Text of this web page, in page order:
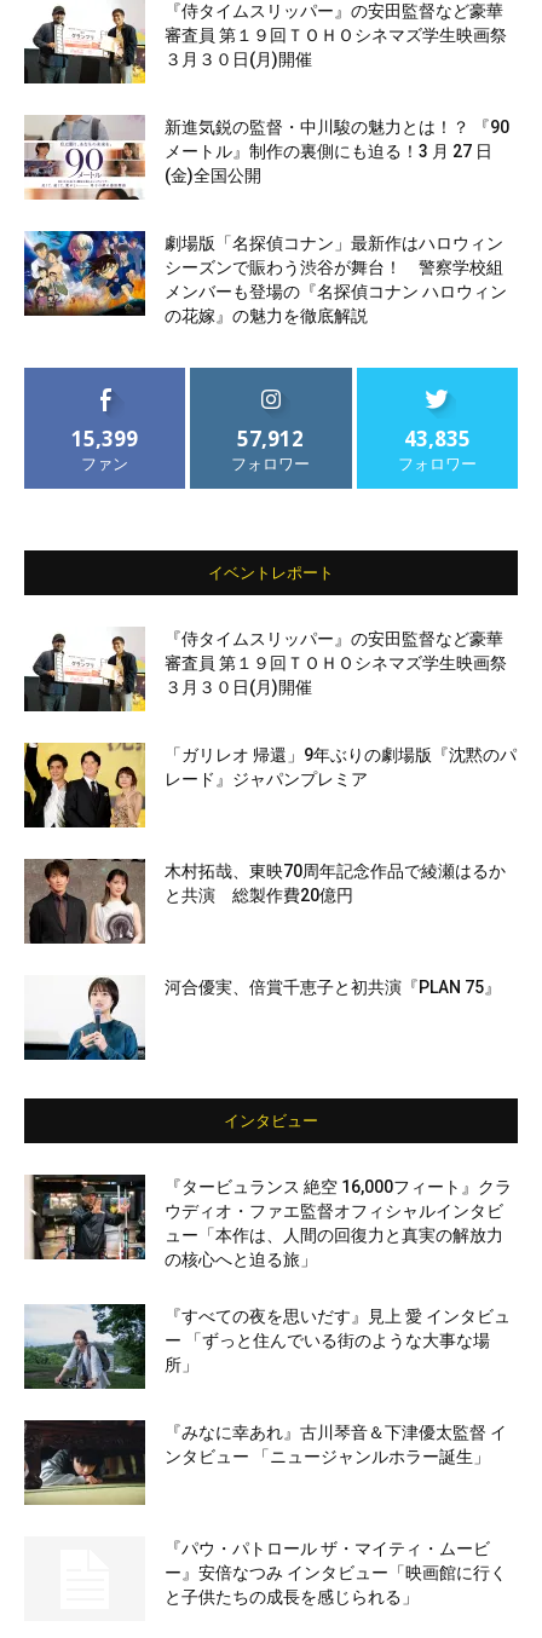
『侍タイムスリッパー』の安田監督など豪華
審査員 第１９回ＴＯＨＯシネマズ学生映画祭
３月３０日(月)開催
新進気鋭の監督・中川駿の魅力とは！？ 『90
メートル』制作の裏側にも迫る！3 月 27 日
(金)全国公開
劇場版「名探偵コナン」最新作はハロウィン
シーズンで賑わう渋谷が舞台！ 警察学校組
メンバーも登場の『名探偵コナン ハロウィン
の花嫁』の魅力を徹底解説
15,399
ファン
57,912
フォロワー
43,835
フォロワー
イベントレポート
『侍タイムスリッパー』の安田監督など豪華
審査員 第１９回ＴＯＨＯシネマズ学生映画祭
３月３０日(月)開催
「ガリレオ 帰還」9年ぶりの劇場版『沈黙のパ
レード』ジャパンプレミア
木村拓哉、東映70周年記念作品で綾瀬はるか
と共演 総製作費20億円
河合優実、倍賞千恵子と初共演『PLAN 75』
インタビュー
『タービュランス 絶空 16,000フィート』クラ
ウディオ・ファエ監督オフィシャルインタビ
ュー「本作は、人間の回復力と真実の解放力
の核心へと迫る旅」
『すべての夜を思いだす』見上 愛 インタビュ
ー 「ずっと住んでいる街のような大事な場
所」
『みなに幸あれ』古川琴音＆下津優太監督 イ
ンタビュー 「ニュージャンルホラー誕生」
『パウ・パトロール ザ・マイティ・ムービ
ー』安倍なつみ インタビュー「映画館に行く
と子供たちの成長を感じられる」